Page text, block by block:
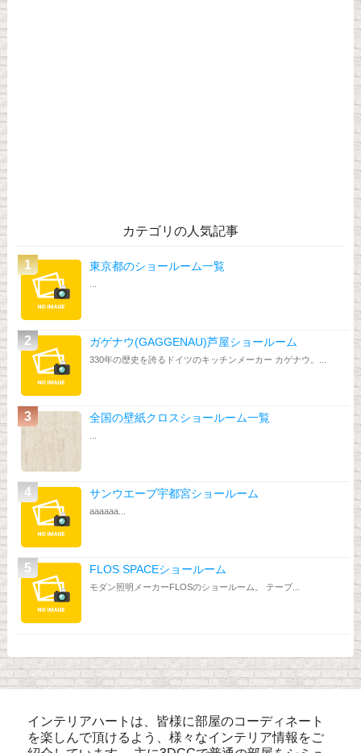
カテゴリの人気記事
東京都のショールーム一覧
ガゲナウ(GAGGENAU)芦屋ショールーム
330年の歴史を誇るドイツのキッチンメーカー カゲナウ。...
全国の壁紙クロスショールーム一覧
サンウエーブ宇都宮ショールーム
aaaaaa...
FLOS SPACEショールーム
モダン照明メーカーFLOSのショールーム。 テーブ...
インテリアハートは、皆様に部屋のコーディネート
を楽しんで頂けるよう、様々なインテリア情報をご